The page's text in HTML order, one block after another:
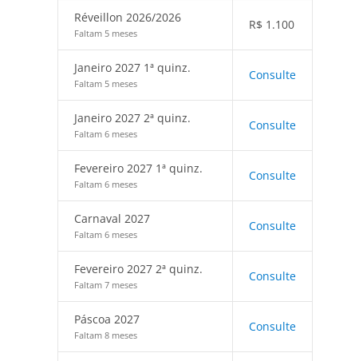
Réveillon 2026/2026
Faltam 5 meses
R$ 1.100
Janeiro 2027 1ª quinz.
Faltam 5 meses
Consulte
Janeiro 2027 2ª quinz.
Faltam 6 meses
Consulte
Fevereiro 2027 1ª quinz.
Faltam 6 meses
Consulte
Carnaval 2027
Faltam 6 meses
Consulte
Fevereiro 2027 2ª quinz.
Faltam 7 meses
Consulte
Páscoa 2027
Faltam 8 meses
Consulte